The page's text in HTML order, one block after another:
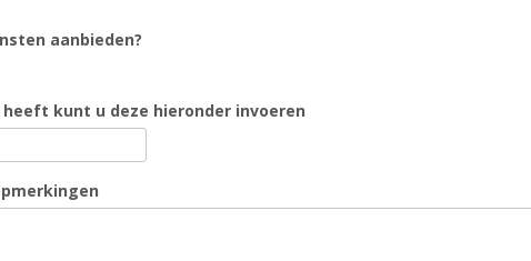
aanbieden?
kunt u deze hieronder invoeren